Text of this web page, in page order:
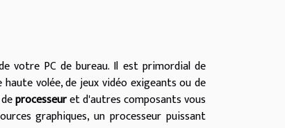
votre PC de bureau. Il est primordial de
volée, de jeux vidéo exigeants ou de
processeuret d'autres composants vous
graphiques, un processeur puissant